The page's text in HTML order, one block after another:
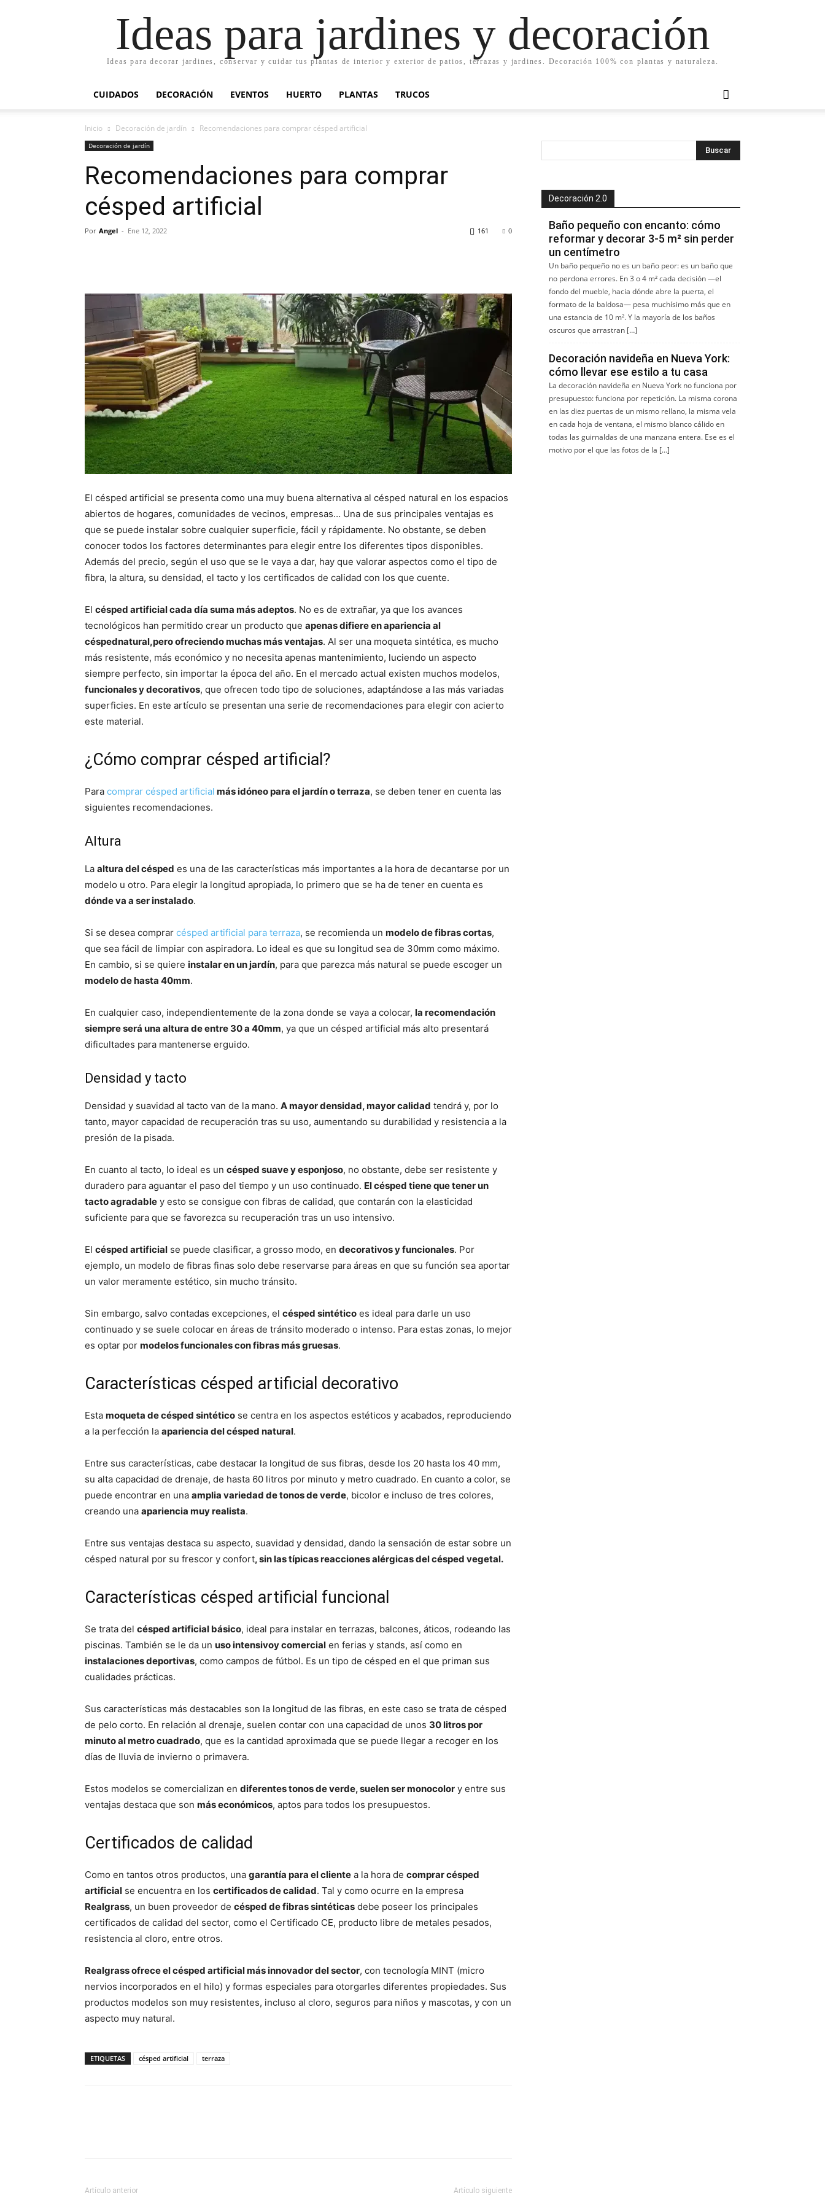
Ideas para jardines y decoración
Ideas para decorar jardines, conservar y cuidar tus plantas de interior y exterior de patios, terrazas y jardines. Decoración 100% con plantas y naturaleza.
CUIDADOS DECORACIÓN EVENTOS HUERTO PLANTAS TRUCOS
Inicio Decoración de jardín Recomendaciones para comprar césped artificial
Decoración de jardín
Recomendaciones para comprar
césped artificial
Por Angel - Ene 12, 2022 0
161
El césped artificial se presenta como una muy buena alternativa al césped natural en los espacios
abiertos de hogares, comunidades de vecinos, empresas… Una de sus principales ventajas es
que se puede instalar sobre cualquier superficie, fácil y rápidamente. No obstante, se deben
conocer todos los factores determinantes para elegir entre los diferentes tipos disponibles.
Además del precio, según el uso que se le vaya a dar, hay que valorar aspectos como el tipo de
fibra, la altura, su densidad, el tacto y los certificados de calidad con los que cuente.
El césped artificial cada día suma más adeptos. No es de extrañar, ya que los avances
tecnológicos han permitido crear un producto que apenas difiere en apariencia al
céspednatural,pero ofreciendo muchas más ventajas. Al ser una moqueta sintética, es mucho
más resistente, más económico y no necesita apenas mantenimiento, luciendo un aspecto
siempre perfecto, sin importar la época del año. En el mercado actual existen muchos modelos,
funcionales y decorativos, que ofrecen todo tipo de soluciones, adaptándose a las más variadas
superficies. En este artículo se presentan una serie de recomendaciones para elegir con acierto
este material.
¿Cómo comprar césped artificial?
Para comprar césped artificial más idóneo para el jardín o terraza, se deben tener en cuenta las
siguientes recomendaciones.
Altura
La altura del césped es una de las características más importantes a la hora de decantarse por un
modelo u otro. Para elegir la longitud apropiada, lo primero que se ha de tener en cuenta es
dónde va a ser instalado.
Si se desea comprar césped artificial para terraza, se recomienda un modelo de fibras cortas,
que sea fácil de limpiar con aspiradora. Lo ideal es que su longitud sea de 30mm como máximo.
En cambio, si se quiere instalar en un jardín, para que parezca más natural se puede escoger un
modelo de hasta 40mm.
En cualquier caso, independientemente de la zona donde se vaya a colocar, la recomendación
siempre será una altura de entre 30 a 40mm, ya que un césped artificial más alto presentará
dificultades para mantenerse erguido.
Densidad y tacto
Densidad y suavidad al tacto van de la mano. A mayor densidad, mayor calidad tendrá y, por lo
tanto, mayor capacidad de recuperación tras su uso, aumentando su durabilidad y resistencia a la
presión de la pisada.
En cuanto al tacto, lo ideal es un césped suave y esponjoso, no obstante, debe ser resistente y
duradero para aguantar el paso del tiempo y un uso continuado. El césped tiene que tener un
tacto agradable y esto se consigue con fibras de calidad, que contarán con la elasticidad
suficiente para que se favorezca su recuperación tras un uso intensivo.
El césped artificial se puede clasificar, a grosso modo, en decorativos y funcionales. Por
ejemplo, un modelo de fibras finas solo debe reservarse para áreas en que su función sea aportar
un valor meramente estético, sin mucho tránsito.
Sin embargo, salvo contadas excepciones, el césped sintético es ideal para darle un uso
continuado y se suele colocar en áreas de tránsito moderado o intenso. Para estas zonas, lo mejor
es optar por modelos funcionales con fibras más gruesas.
Características césped artificial decorativo
Esta moqueta de césped sintético se centra en los aspectos estéticos y acabados, reproduciendo
a la perfección la apariencia del césped natural.
Entre sus características, cabe destacar la longitud de sus fibras, desde los 20 hasta los 40 mm,
su alta capacidad de drenaje, de hasta 60 litros por minuto y metro cuadrado. En cuanto a color, se
puede encontrar en una amplia variedad de tonos de verde, bicolor e incluso de tres colores,
creando una apariencia muy realista.
Entre sus ventajas destaca su aspecto, suavidad y densidad, dando la sensación de estar sobre un
césped natural por su frescor y confort, sin las típicas reacciones alérgicas del césped vegetal.
Características césped artificial funcional
Se trata del césped artificial básico, ideal para instalar en terrazas, balcones, áticos, rodeando las
piscinas. También se le da un uso intensivoy comercial en ferias y stands, así como en
instalaciones deportivas, como campos de fútbol. Es un tipo de césped en el que priman sus
cualidades prácticas.
Sus características más destacables son la longitud de las fibras, en este caso se trata de césped
de pelo corto. En relación al drenaje, suelen contar con una capacidad de unos 30 litros por
minuto al metro cuadrado, que es la cantidad aproximada que se puede llegar a recoger en los
días de lluvia de invierno o primavera.
Estos modelos se comercializan en diferentes tonos de verde, suelen ser monocolor y entre sus
ventajas destaca que son más económicos, aptos para todos los presupuestos.
Certificados de calidad
Como en tantos otros productos, una garantía para el cliente a la hora de comprar césped
artificial se encuentra en los certificados de calidad. Tal y como ocurre en la empresa
Realgrass, un buen proveedor de césped de fibras sintéticas debe poseer los principales
certificados de calidad del sector, como el Certificado CE, producto libre de metales pesados,
resistencia al cloro, entre otros.
Realgrass ofrece el césped artificial más innovador del sector, con tecnología MINT (micro
nervios incorporados en el hilo) y formas especiales para otorgarles diferentes propiedades. Sus
productos modelos son muy resistentes, incluso al cloro, seguros para niños y mascotas, y con un
aspecto muy natural.
ETIQUETAS césped artificial terraza
Artículo anterior Artículo siguiente
Decoración 2.0
Baño pequeño con encanto: cómo
reformar y decorar 3-5 m² sin perder
un centímetro
Un baño pequeño no es un baño peor: es un baño que
no perdona errores. En 3 o 4 m² cada decisión —el
fondo del mueble, hacia dónde abre la puerta, el
formato de la baldosa— pesa muchísimo más que en
una estancia de 10 m². Y la mayoría de los baños
oscuros que arrastran […]
Decoración navideña en Nueva York:
cómo llevar ese estilo a tu casa
La decoración navideña en Nueva York no funciona por
presupuesto: funciona por repetición. La misma corona
en las diez puertas de un mismo rellano, la misma vela
en cada hoja de ventana, el mismo blanco cálido en
todas las guirnaldas de una manzana entera. Ese es el
motivo por el que las fotos de la […]